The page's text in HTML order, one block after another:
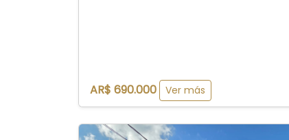
AR$ 690.000 Ver más